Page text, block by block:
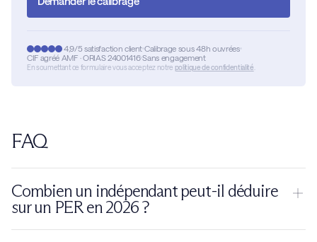
4,9/5 satisfaction client Calibrage sous 48h ouvrées
CIF agréé AMF · ORIAS 24001416 Sans engagement
En soumettant ce formulaire vous acceptez notre politique de confidentialité
FAQ
Combien un indépendant peut-il déduire
sur un PER en 2026 ?